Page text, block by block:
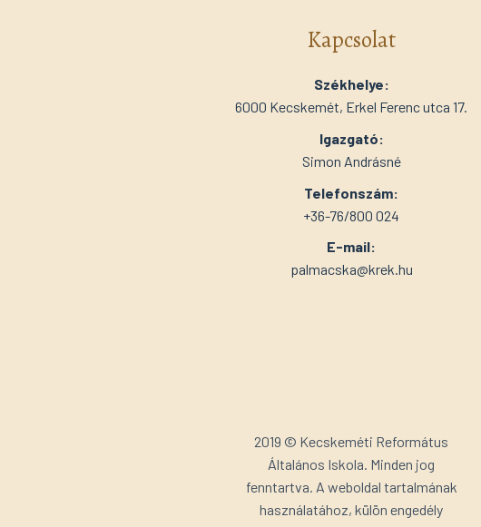
Kapcsolat
Székhelye:
6000 Kecskemét, Erkel Ferenc utca 17.
Igazgató:
Simon Andrásné
Telefonszám:
+36-76/800 024
E-mail:
palmacska@krek.hu
2019 © Kecskeméti Református
Általános Iskola. Minden jog
fenntartva. A weboldal tartalmának
használatához, külön engedély